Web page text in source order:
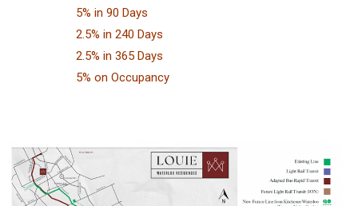
5% in 90 Days
2.5% in 240 Days
2.5% in 365 Days
5% on Occupancy